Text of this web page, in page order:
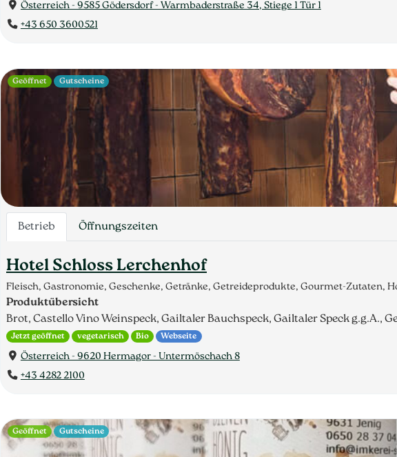
Österreich - 9585 Gödersdorf - Warmbaderstraße 34, Stiege 1 Tür 1
+43 650 3600521
Betrieb Öffnungszeiten
Hotel Schloss Lerchenhof
Fleisch, Gastronomie, Geschenke, Getränke, Getreideprodukte, Gourmet-Zutaten,
Produktübersicht
Brot, Castello Vino Weinspeck, Gailtaler Bauchspeck, Gailtaler Speck
Jetzt geöffnet vegetarisch Bio Webseite
Österreich - 9620 Hermagor - Untermöschach 8
+43 4282 2100
Geöffnet Gutscheine
Geöffnet Gutscheine